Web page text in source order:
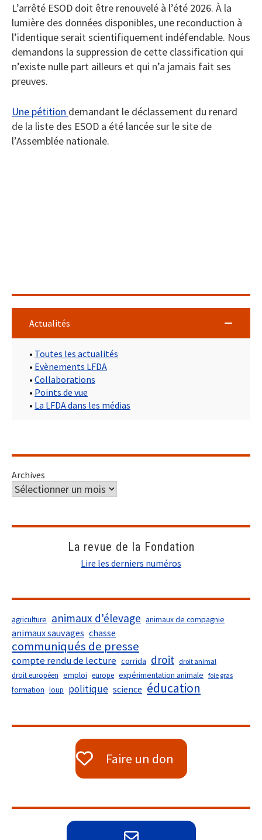
L’arrêté ESOD doit être renouvelé à l’été 2026. À la
lumière des données disponibles, une reconduction à
l’identique serait scientifiquement indéfendable. Nous
demandons la suppression de cette classification qui
n’existe nulle part ailleurs et qui n’a jamais fait ses
preuves.
Une pétition demandant le déclassement du renard
de la liste des ESOD a été lancée sur le site de
l’Assemblée nationale.
Actualités
• Toutes les actualités
• Evènements LFDA
• Collaborations
• Points de vue
• La LFDA dans les médias
Archives
La revue de la Fondation
Lire les derniers numéros
agriculture animaux d'élevage animaux de compagnie
animaux sauvages chasse
communiqués de presse
compte rendu de lecture corrida droit droit animal
droit européen emploi europe expérimentation animale foie gras
formation loup politique science éducation
Faire un don